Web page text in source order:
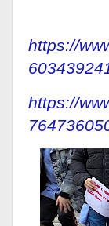
https://
https://